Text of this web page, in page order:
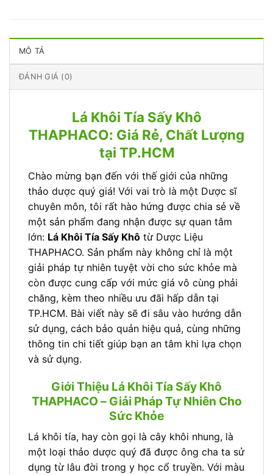
MÔ TẢ
ĐÁNH GIÁ (0)
Lá Khôi Tía Sấy Khô
THAPHACO: Giá Rẻ, Chất Lượng
tại TP.HCM
Chào mừng bạn đến với thế giới của những
thảo dược quý giá! Với vai trò là một Dược sĩ
chuyên môn, tôi rất hào hứng được chia sẻ về
một sản phẩm đang nhận được sự quan tâm
lớn: Lá Khôi Tía Sấy Khô từ Dược Liệu
THAPHACO. Sản phẩm này không chỉ là một
giải pháp tự nhiên tuyệt vời cho sức khỏe mà
còn được cung cấp với mức giá vô cùng phải
chăng, kèm theo nhiều ưu đãi hấp dẫn tại
TP.HCM. Bài viết này sẽ đi sâu vào hướng dẫn
sử dụng, cách bảo quản hiệu quả, cùng những
thông tin chi tiết giúp bạn an tâm khi lựa chọn
và sử dụng.
Giới Thiệu Lá Khôi Tía Sấy Khô
THAPHACO – Giải Pháp Tự Nhiên Cho
Sức Khỏe
Lá khôi tía, hay còn gọi là cây khôi nhung, là
một loại thảo dược quý đã được ông cha ta sử
dụng từ lâu đời trong y học cổ truyền. Với màu